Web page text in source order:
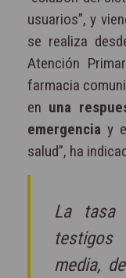
usuarios”, y
se realiza
Atención
farmacia
en una
emergencia y
salud”, ha
La tasa
media,